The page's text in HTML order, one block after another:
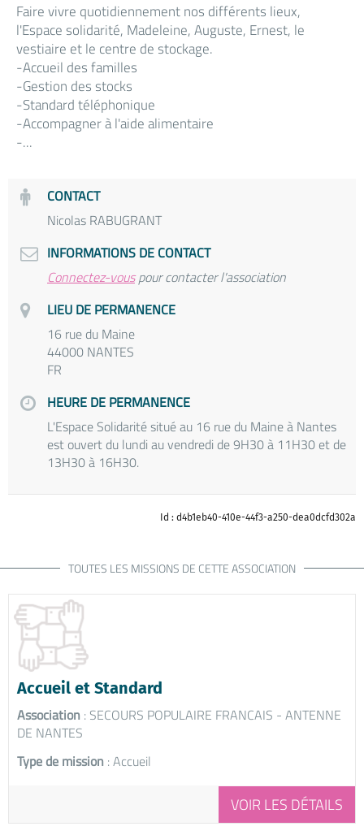
Faire vivre quotidiennement nos différents lieux,
l'Espace solidarité, Madeleine, Auguste, Ernest, le
vestiaire et le centre de stockage.
-Accueil des familles
-Gestion des stocks
-Standard téléphonique
-Accompagner à l'aide alimentaire
-...
CONTACT
Nicolas RABUGRANT
INFORMATIONS DE CONTACT
Connectez-vouspour contacter l'association
LIEU DE PERMANENCE
16 rue du Maine
44000 NANTES
FR
HEURE DE PERMANENCE
L'Espace Solidarité situé au 16 rue du Maine à Nantes
est ouvert du lundi au vendredi de 9H30 à 11H30 et de
13H30 à 16H30.
Id : d4b1eb40-410e-44f3-a250-dea0dcfd302a
TOUTES LES MISSIONS DE CETTE ASSOCIATION
Accueil et Standard
Association : SECOURS POPULAIRE FRANCAIS - ANTENNE
DE NANTES
Type de mission : Accueil
VOIR LES DÉTAILS